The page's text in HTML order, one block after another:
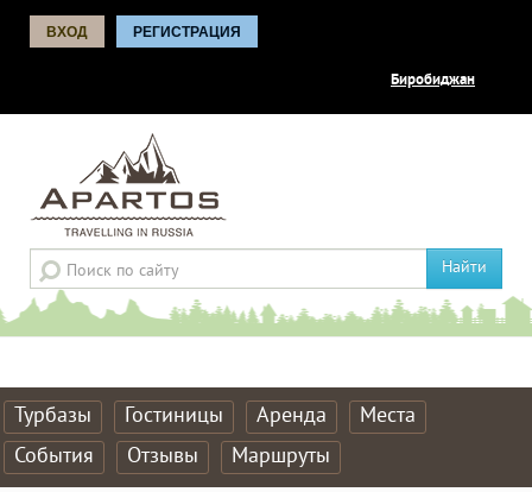
ВХОД РЕГИСТРАЦИЯ
Биробиджан
Найти
Турбазы Гостиницы Аренда
Места
События
Отзывы Маршруты